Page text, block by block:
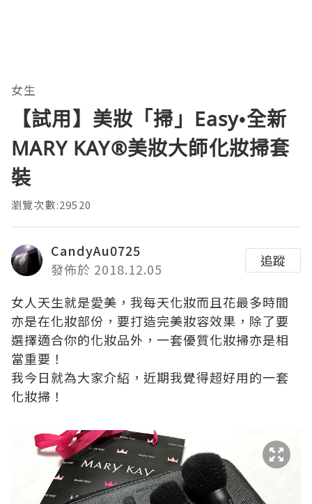
女生
【試用】美妝「掃」Easy•全新
MARY KAY®美妝大師化妝掃套
裝
瀏覽次數:29520
CandyAu0725
發佈於 2018.12.05
追蹤
女人天生就是愛美，我每天化妝而且花最多時間
亦是在化妝部份，要打造完美妝容效果，除了要
選擇適合你的化妝品外，一套優質化妝掃亦是相
當重要！
我今日就為大家介紹，近期我覺得超好用的一套
化妝掃！